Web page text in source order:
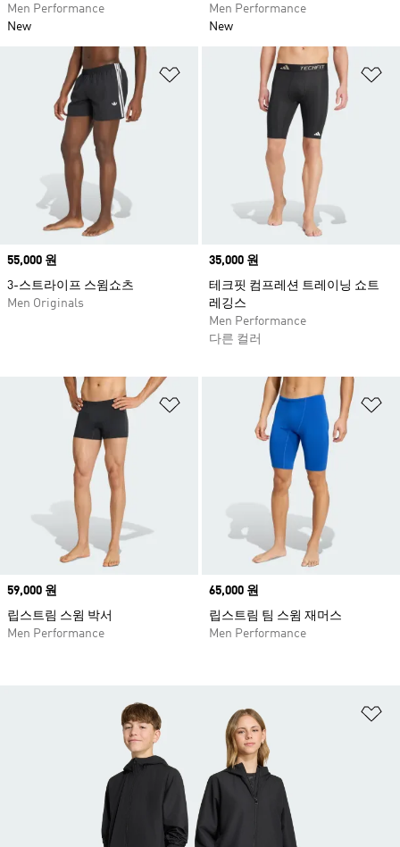
Men Performance
New
Men Performance
New
위시리스트 담기
Price
55,000 원
3-스트라이프 스윔쇼츠
Men Originals
Price
35,000 원
테크핏 컴프레션 트레이닝 쇼트
레깅스
Men Performance
다른 컬러
위시리스트 담기
Price
59,000 원
립스트림 스윔 박서
Men Performance
Price
65,000 원
립스트림 팀 스윔 재머스
Men Performance